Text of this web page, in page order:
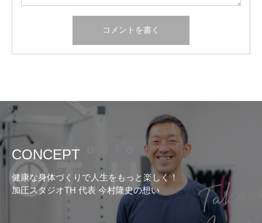
CONCEPT
健康な身体づくりで人生をもっと楽しく！
加圧スタジオTH 代表 今村隆史の想い